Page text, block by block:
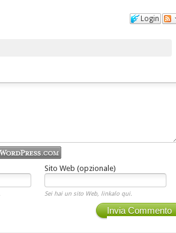
Login
Sito Web (opzionale)
Sei hai un sito Web, linkalo qui.
Invia Commento